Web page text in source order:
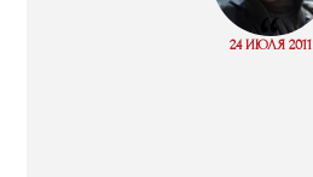
“
24 ИЮЛЯ 2011
Read